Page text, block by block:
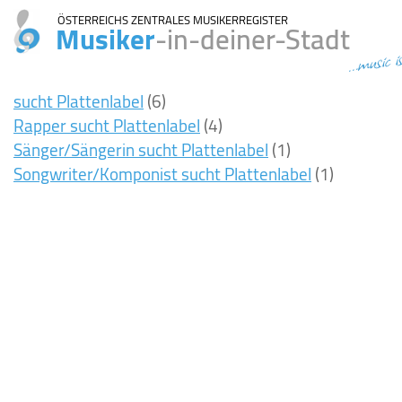
ÖSTERREICHS ZENTRALES MUSIKERREGISTER
Musiker-in-deiner-Stadt...music
sucht Plattenlabel(6)
Rapper sucht Plattenlabel(4)
Sänger/Sängerin sucht Plattenlabel(1)
Songwriter/Komponist sucht Plattenlabel(1)